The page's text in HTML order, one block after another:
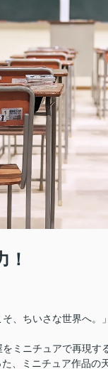
！
、ちいさな世界へ。
ミニチュアで再現
、ミニチュア作品の